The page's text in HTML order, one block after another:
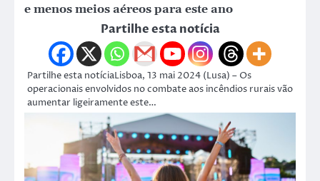
e menos meios aéreos para este ano
Partilhe esta notícia
Partilhe esta notíciaLisboa, 13 mai 2024 (Lusa) – Os
operacionais envolvidos no combate aos incêndios rurais vão
aumentar ligeiramente este…